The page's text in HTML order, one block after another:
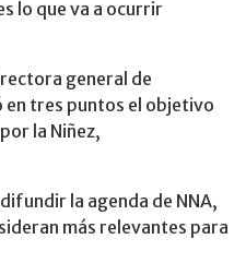
lo que va a ocurrir
general de
en tres puntos el objetivo
la Niñez,
la agenda de NNA,
más relevantes para